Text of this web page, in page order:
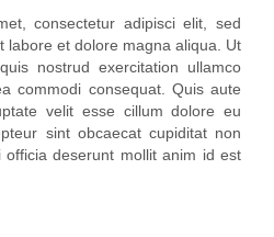
consectetur adipisci elit, sed
labore et dolore magna aliqua. Ut
nostrud exercitation ullamco
commodi consequat. Quis aute
velit esse cillum dolore eu
sint obcaecat cupiditat non
deserunt mollit anim id est